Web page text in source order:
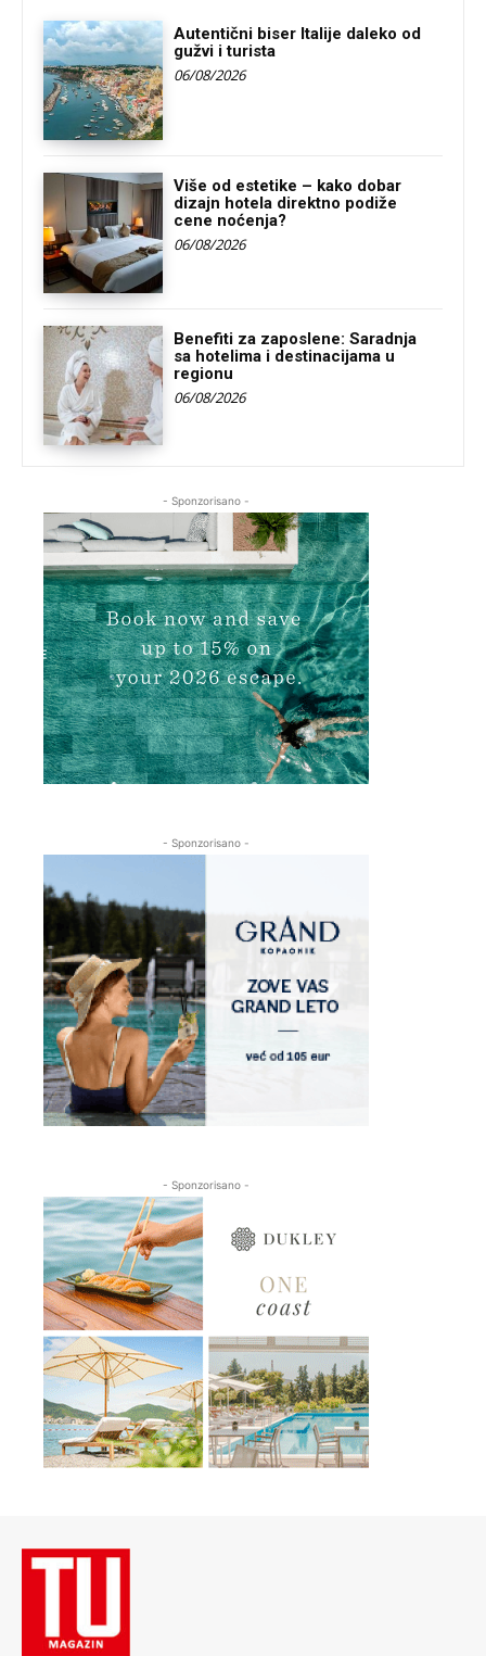
Autentični biser Italije daleko od
gužvi i turista
06/08/2026
Više od estetike – kako dobar
dizajn hotela direktno podiže
cene noćenja?
06/08/2026
Benefiti za zaposlene: Saradnja
sa hotelima i destinacijama u
regionu
06/08/2026
- Sponzorisano -
- Sponzorisano -
- Sponzorisano -